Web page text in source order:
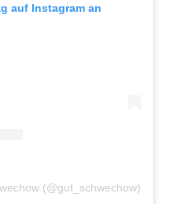
auf Instagram an
(@gut_schwechow)